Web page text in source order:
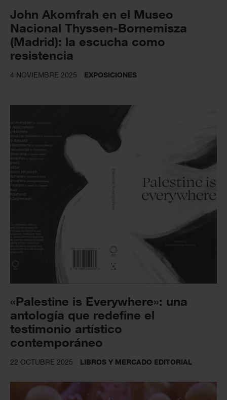
John Akomfrah en el Museo
Nacional Thyssen-Bornemisza
(Madrid): la escucha como
resistencia
4 NOVIEMBRE 2025 EXPOSICIONES
«Palestine is Everywhere»: una
antología que redefine el
testimonio artístico
contemporáneo
22 OCTUBRE 2025 LIBROS Y MERCADO EDITORIAL